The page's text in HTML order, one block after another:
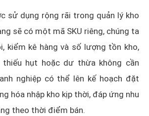
sử dụng rộng rãi trong quản lý kho
sẽ có một mã SKU riêng, chúng ta
kiểm kê hàng và số lượng tồn kho,
hụt hoặc dư thừa không cần
nghiệp có thể lên kế hoạch đặt
hóa nhập kho kịp thời, đáp ứng nhu
theo thời điểm bán.